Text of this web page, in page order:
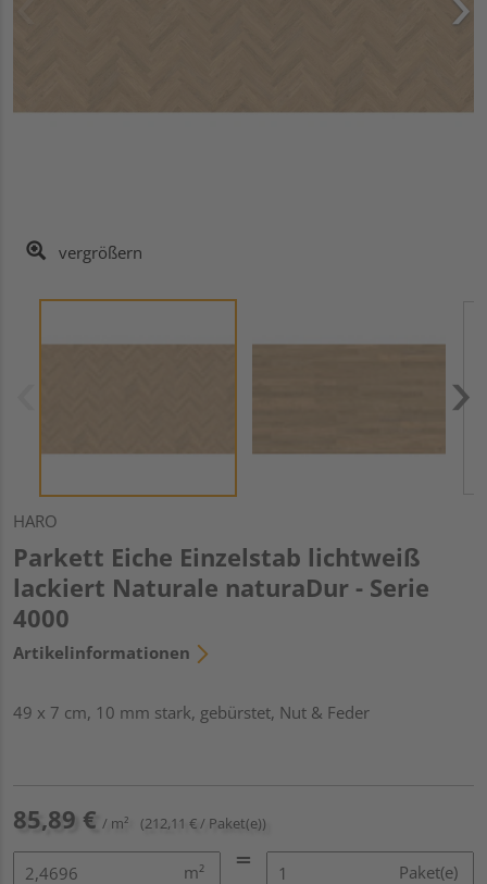
vergrößern
HARO
Parkett Eiche Einzelstab lichtweiß
lackiert Naturale naturaDur - Serie
4000
Artikelinformationen
49 x 7 cm, 10 mm stark, gebürstet, Nut & Feder
85,89 € / m² (212,11 € / Paket(e))
m² Paket(e)